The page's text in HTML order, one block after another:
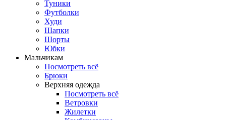
Туники
Футболки
Худи
Шапки
Шорты
Юбки
Мальчикам
Посмотреть всё
Брюки
Верхняя одежда
Посмотреть всё
Ветровки
Жилетки